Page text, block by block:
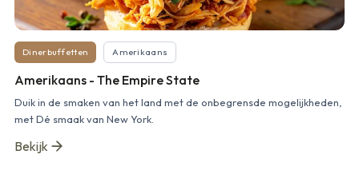
Dinerbuffetten Amerikaans
Amerikaans - The Empire State
Duik in de smaken van het land met de onbegrensde mogelijkheden,
met Dé smaak van New York.
Bekijk